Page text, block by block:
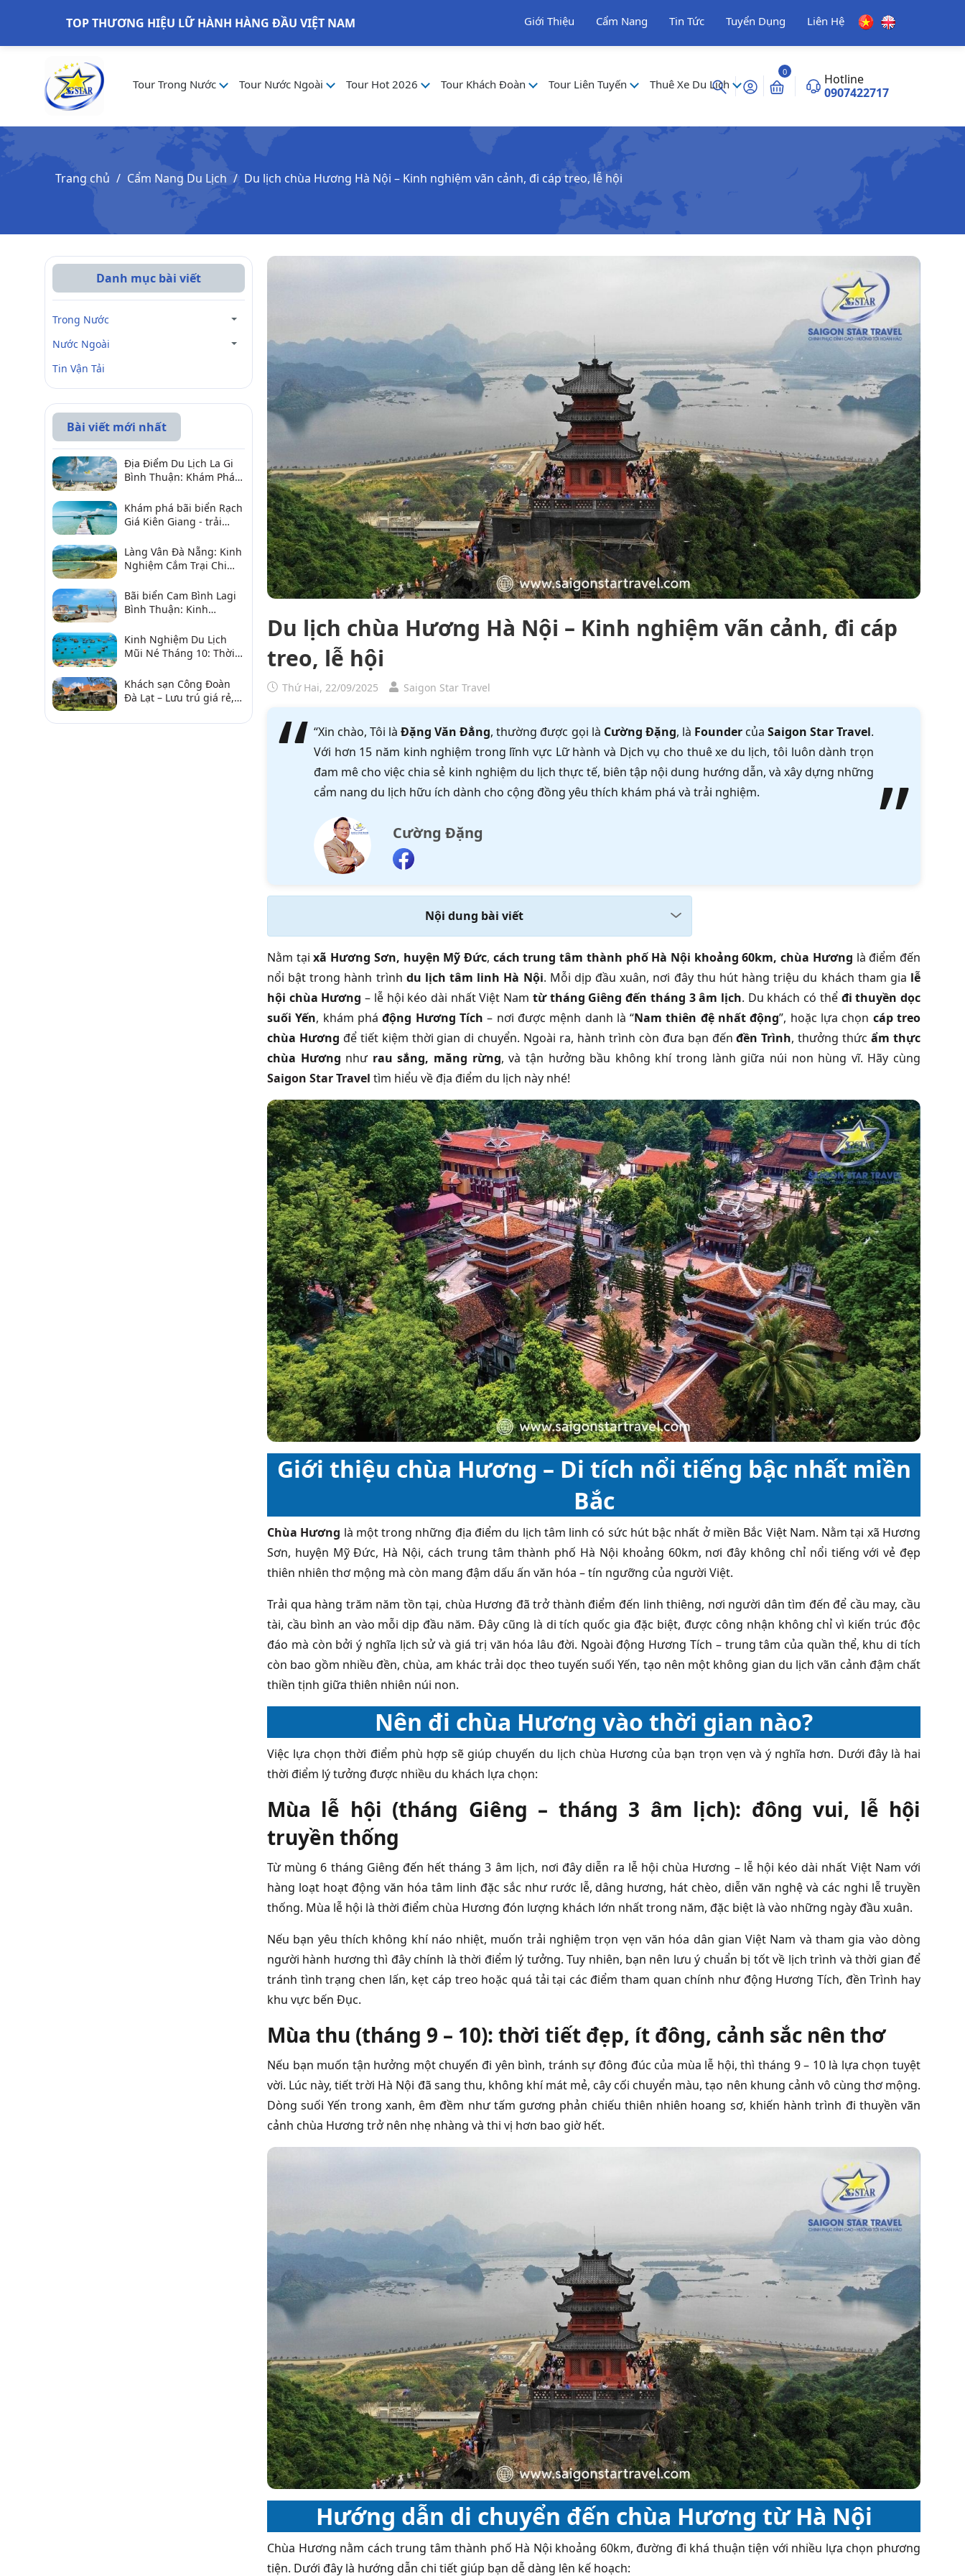
TOP THƯƠNG HIỆU LỮ HÀNH HÀNG ĐẦU VIỆT NAM Giới Thiệu Cẩm Nang Tin Tức Tuyển Dụng Liên Hệ
Tour Trong Nước Tour Nước Ngoài Tour Hot 2026 Tour Khách Đoàn Tour Liên Tuyến Thuê Xe Du Lịch
0
Hotline
0907422717
Trang chủ Cẩm Nang Du Lịch Du lịch chùa Hương Hà Nội – Kinh nghiệm vãn cảnh, đi cáp treo, lễ hội
Du lịch chùa Hương Hà Nội – Kinh nghiệm vãn cảnh, đi cáp
treo, lễ hội
Thứ Hai, 22/09/2025 Saigon Star Travel
“Xin chào, Tôi làĐặng Văn Đẳng, thường được gọi là Cường Đặng, là Foundercủa Saigon Star Travel.
Với hơn 15 năm kinh nghiệm trong lĩnh vực Lữ hành và Dịch vụ cho thuê xe du lịch, tôi luôn dành trọn
đam mê cho việc chia sẻ kinh nghiệm du lịch thực tế, biên tập nội dung hướng dẫn, và xây dựng những
cẩm nang du lịch hữu ích dành cho cộng đồng yêu thích khám phá và trải nghiệm.
Cường Đặng
Nội dung bài viết
Nằm tạixã Hương Sơn, huyện Mỹ Đức, cách trung tâm thành phố Hà Nội khoảng 60km, chùa Hương là điểm đến
nổi bật trong hành trình du lịch tâm linh Hà Nội. Mỗi dịp đầu xuân, nơi đây thu hút hàng triệu du khách tham gia lễ
hội chùa Hương – lễ hội kéo dài nhất Việt Nam từtháng Giêng đến tháng 3 âm lịch. Du khách có thể đi thuyền dọc
suối Yến, khám pháđộng Hương Tích – nơi được mệnh danh là “Nam thiên đệ nhất động”, hoặc lựa chọn cáp treo
chùa Hương để tiết kiệm thời gian di chuyển. Ngoài ra, hành trình còn đưa bạn đếnđền Trình, thưởng thứcẩm thực
chùa Hương như rau sắng, măng rừng, và tận hưởng bầu không khí trong lành giữa núi non hùng vĩ. Hãy cùng
Saigon Star Travel tìm hiểu về địa điểm du lịch này nhé!
Giới thiệu chùa Hương – Di tích nổi tiếng bậc nhất miền
Bắc
Chùa Hương là một trong những địa điểm du lịch tâm linh có sức hút bậc nhất ở miền Bắc Việt Nam. Nằm tại xã Hương
Sơn, huyện Mỹ Đức, Hà Nội, cách trung tâm thành phố Hà Nội khoảng 60km, nơi đây không chỉ nổi tiếng với vẻ đẹp
thiên nhiên thơ mộng mà còn mang đậm dấu ấn văn hóa – tín ngưỡng của người Việt.
Trải qua hàng trăm năm tồn tại, chùa Hương đã trở thành điểm đến linh thiêng, nơi người dân tìm đến để cầu may, cầu
tài, cầu bình an vào mỗi dịp đầu năm. Đây cũng là di tích quốc gia đặc biệt, được công nhận không chỉ vì kiến trúc độc
đáo mà còn bởi ý nghĩa lịch sử và giá trị văn hóa lâu đời. Ngoài động Hương Tích – trung tâm của quần thể, khu di tích
còn bao gồm nhiều đền, chùa, am khác trải dọc theo tuyến suối Yến, tạo nên một không gian du lịch vãn cảnh đậm chất
thiền tịnh giữa thiên nhiên núi non.
Nên đi chùa Hương vào thời gian nào?
Việc lựa chọn thời điểm phù hợp sẽ giúp chuyến du lịch chùa Hương của bạn trọn vẹn và ý nghĩa hơn. Dưới đây là hai
thời điểm lý tưởng được nhiều du khách lựa chọn:
Mùa lễ hội (tháng Giêng – tháng 3 âm lịch): đông vui, lễ hội
truyền thống
Từ mùng 6 tháng Giêng đến hết tháng 3 âm lịch, nơi đây diễn ra lễ hội chùa Hương – lễ hội kéo dài nhất Việt Nam với
hàng loạt hoạt động văn hóa tâm linh đặc sắc như rước lễ, dâng hương, hát chèo, diễn văn nghệ và các nghi lễ truyền
thống. Mùa lễ hội là thời điểm chùa Hương đón lượng khách lớn nhất trong năm, đặc biệt là vào những ngày đầu xuân.
Nếu bạn yêu thích không khí náo nhiệt, muốn trải nghiệm trọn vẹn văn hóa dân gian Việt Nam và tham gia vào dòng
người hành hương thì đây chính là thời điểm lý tưởng. Tuy nhiên, bạn nên lưu ý chuẩn bị tốt về lịch trình và thời gian để
tránh tình trạng chen lấn, kẹt cáp treo hoặc quá tải tại các điểm tham quan chính như động Hương Tích, đền Trình hay
khu vực bến Đục.
Mùa thu (tháng 9 – 10): thời tiết đẹp, ít đông, cảnh sắc nên thơ
Nếu bạn muốn tận hưởng một chuyến đi yên bình, tránh sự đông đúc của mùa lễ hội, thì tháng 9 – 10 là lựa chọn tuyệt
vời. Lúc này, tiết trời Hà Nội đã sang thu, không khí mát mẻ, cây cối chuyển màu, tạo nên khung cảnh vô cùng thơ mộng.
Dòng suối Yến trong xanh, êm đềm như tấm gương phản chiếu thiên nhiên hoang sơ, khiến hành trình đi thuyền vãn
cảnh chùa Hương trở nên nhẹ nhàng và thi vị hơn bao giờ hết.
Hướng dẫn di chuyển đến chùa Hương từ Hà Nội
Chùa Hương nằm cách trung tâm thành phố Hà Nội khoảng 60km, đường đi khá thuận tiện với nhiều lựa chọn phương
tiện. Dưới đây là hướng dẫn chi tiết giúp bạn dễ dàng lên kế hoạch:
Danh mục bài viết
Trong Nước
Nước Ngoài
Tin Vận Tải
Bài viết mới nhất
Địa Điểm Du Lịch La Gi
Bình Thuận: Khám Phá 6
2026
Khám phá bãi biển Rạch
Giá Kiên Giang - trải
Làng Vân Đà Nẵng: Kinh
Nghiệm Cắm Trại Chi
Bãi biển Cam Bình Lagi
Bình Thuận: Kinh
sản, điểm gần
Kinh Nghiệm Du Lịch
Mũi Né Tháng 10: Thời
Khách sạn Công Đoàn
Đà Lạt – Lưu trú giá rẻ,
Hương